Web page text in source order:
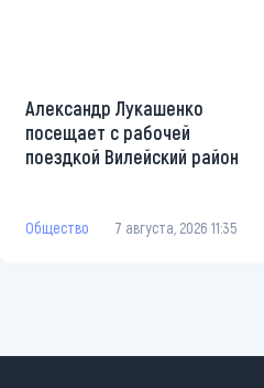
Александр Лукашенко
посещает с рабочей
поездкой Вилейский район
Общество 7 августа, 2026 11:35